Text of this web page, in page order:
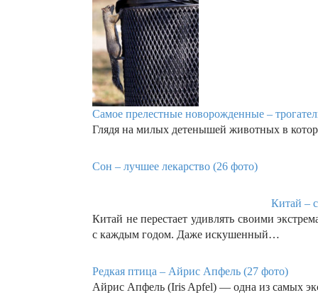
Самое прелестные новорожденные –
Глядя на милых детенышей животных в
Сон – лучшее лекарство (26 фото)
Китай –
Китай не перестает удивлять своими
с каждым годом. Даже искушенный…
Редкая птица – Айрис Апфель (27 фото)
Айрис Апфель (Iris Apfel) — одна из самых